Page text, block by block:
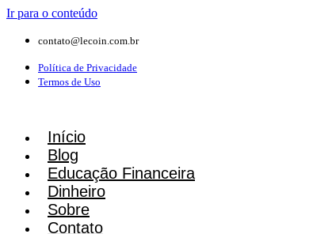
Ir para o conteúdo
contato@lecoin.com.br
Política de Privacidade
Termos de Uso
Início
Blog
Educação Financeira
Dinheiro
Sobre
Contato